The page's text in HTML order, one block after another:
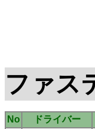
ファス
No ドライバー